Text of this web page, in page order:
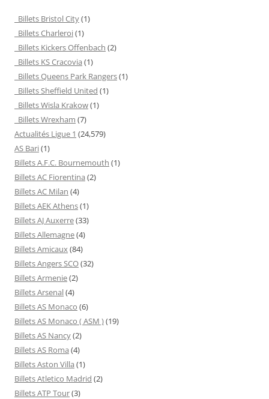
Billets Bristol City(1)
Billets Charleroi(1)
Billets Kickers Offenbach (2)
Billets KS Cracovia (1)
Billets Queens Park Rangers(1)
Billets Sheffield United (1)
Billets Wisla Krakow(1)
Billets Wrexham (7)
Actualités Ligue 1 (24,579)
AS Bari(1)
Billets A.F.C. Bournemouth (1)
Billets AC Fiorentina (2)
Billets AC Milan (4)
Billets AEK Athens(1)
Billets AJ Auxerre(33)
Billets Allemagne(4)
Billets Amicaux(84)
Billets Angers SCO(32)
Billets Armenie(2)
Billets Arsenal(4)
Billets AS Monaco (6)
Billets AS Monaco ( ASM )(19)
Billets AS Nancy(2)
Billets AS Roma (4)
Billets Aston Villa (1)
Billets Atletico Madrid (2)
Billets ATP Tour(3)